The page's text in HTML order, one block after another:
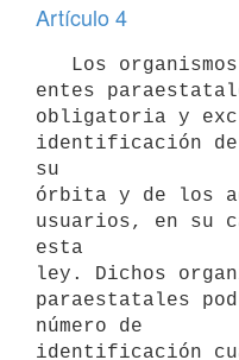
Artículo 4
entes
obligatoria y
identificación de
su
órbita y de los
usuarios, en su
esta
ley. Dichos
paraestatales
número de
identificación